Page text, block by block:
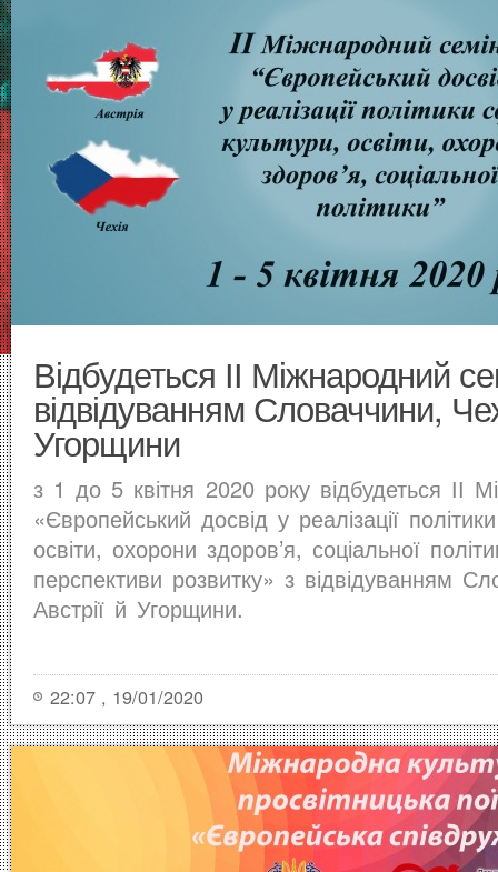
Відбудеться ІІ Міжнародний
відвідуванням Словаччини,
Угорщини
з 1 до 5 квітня 2020 року відбудеться ІІ
«Європейський досвід у реалізації
освіти, охорони здоров’я, соціальної
перспективи розвитку» з відвідуванням
Австрії й Угорщини.
22:07 , 19/01/2020